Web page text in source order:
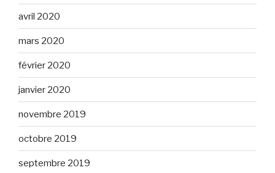
avril 2020
mars 2020
février 2020
janvier 2020
novembre 2019
octobre 2019
septembre 2019